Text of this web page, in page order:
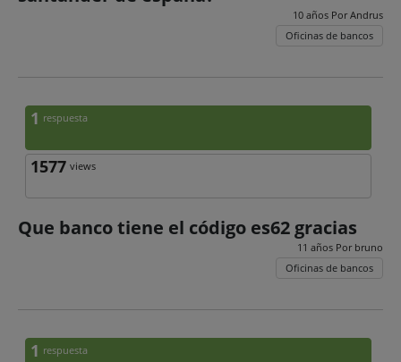
10 años PorAndrus
Oficinas de bancos
1 respuesta
1577 views
Que banco tiene el código es62 gracias
11 años Por bruno
Oficinas de bancos
1 respuesta